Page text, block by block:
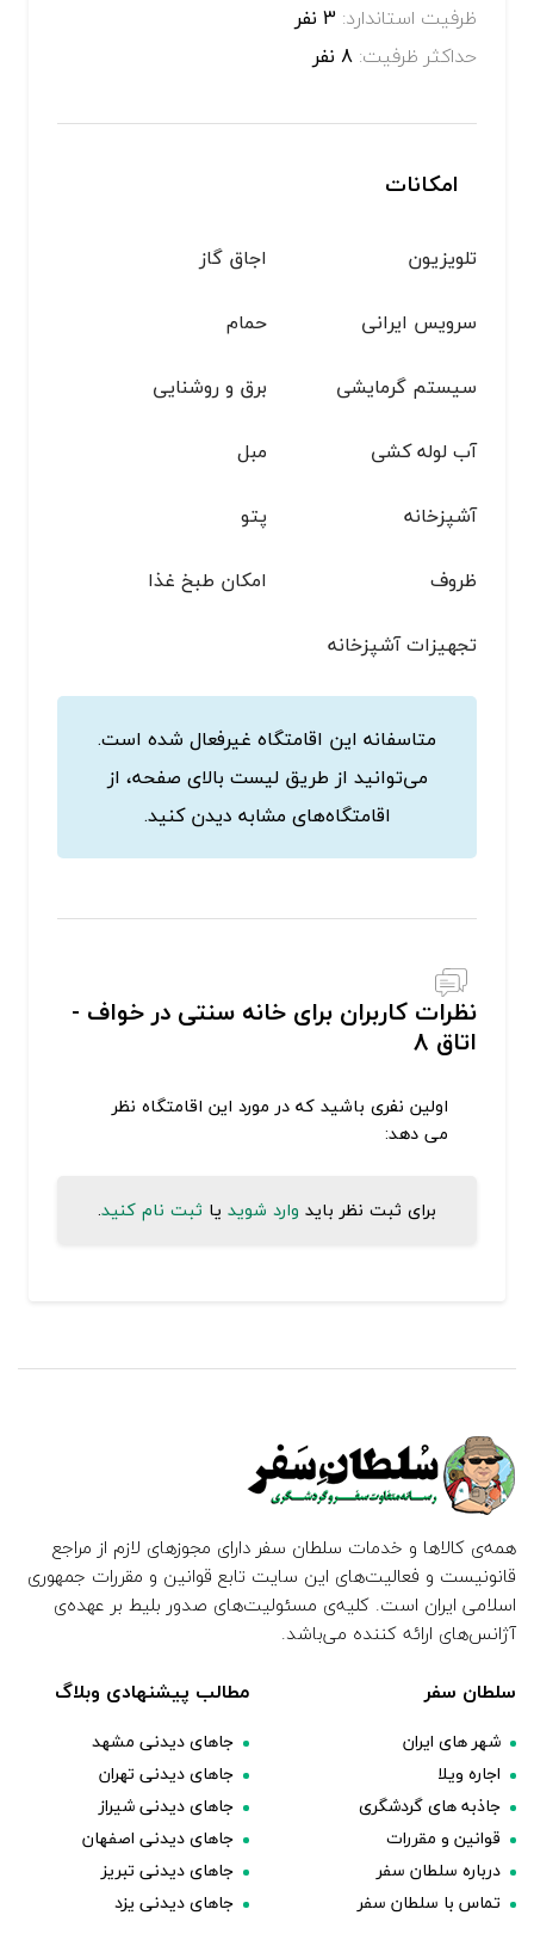
ظرفیت استاندارد:
حداکثر ظرفیت:
امکانات
تلویزیون
اجاق گاز
سرویس ایرانی
حمام
سیستم گرمایشی
برق و روشنایی
آب لوله کشی
مبل
آشپزخانه
پتو
ظروف
امکان طبخ غذا
تجهیزات آشپزخانه
متاسفانه این اقامتگاه غیرفعال شده است.
می‌توانید از طریق لیست بالای صفحه، از
اقامتگاه‌های مشابه دیدن کنید.
نظرات کاربران برای خانه سنتی در خواف -
اتاق 8
اولین نفری باشید که در مورد این اقامتگاه نظر
می دهد:
برای ثبت نظر باید وارد شوید یا ثبت نام کنید.
همه‌ی کالاها و خدمات سلطان سفر دارای مجوزهای لازم از مراجع
قانونیست و فعالیت‌های این سایت تابع قوانین و مقررات جمهوری
اسلامی ایران است. کلیه‌ی مسئولیت‌های صدور بلیط بر عهده‌ی
آژانس‌های ارائه کننده می‌باشد.
سلطان سفر
شهر های ایران
اجاره ویلا
جاذبه های گردشگری
قوانین و مقررات
درباره سلطان سفر
تماس با سلطان سفر
مطالب پیشنهادی وبلاگ
جاهای دیدنی مشهد
جاهای دیدنی تهران
جاهای دیدنی شیراز
جاهای دیدنی اصفهان
جاهای دیدنی تبریز
جاهای دیدنی یزد